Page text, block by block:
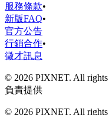
服務條款•
新版FAQ•
官方公告
行銷合作•
徵才訊息
© 2026 PIXNET. All
負責提供
© 2026 PIXNET. All